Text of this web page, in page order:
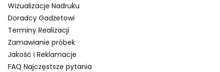
Wizualizacje Nadruku
Doradcy Gadżetowi
Terminy Realizacji
Zamawianie próbek
Jakość i Reklamacje
FAQ Najczęstsze pytania